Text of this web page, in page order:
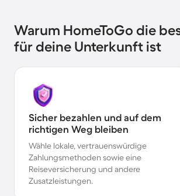
Warum HomeToGo die
für deine Unterkunft ist
Sicher bezahlen und auf dem
richtigen Weg bleiben
Wähle lokale, vertrauenswürdige
Zahlungsmethoden sowie eine
Reiseversicherung und andere
Zusatzleistungen.